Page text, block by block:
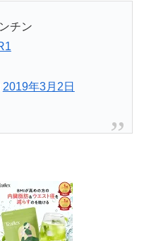
チン
2019年3月2日